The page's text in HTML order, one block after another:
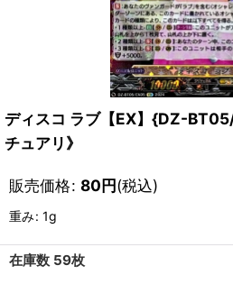
ディスコ ラブ【EX】{DZ-
チュアリ》
販売価格: 80円(税込)
重み: 1g
在庫数 59枚